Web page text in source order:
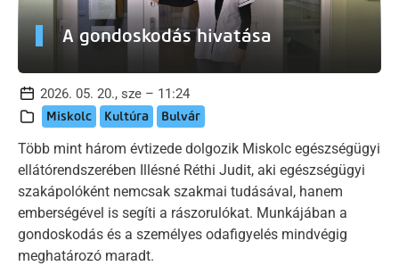
A gondoskodás hivatása
2026. 05. 20., sze – 11:24
Miskolc Kultúra Bulvár
Több mint három évtizede dolgozik Miskolc egészségügyi
ellátórendszerében Illésné Réthi Judit, aki egészségügyi
szakápolóként nemcsak szakmai tudásával, hanem
emberségével is segíti a rászorulókat. Munkájában a
gondoskodás és a személyes odafigyelés mindvégig
meghatározó maradt.